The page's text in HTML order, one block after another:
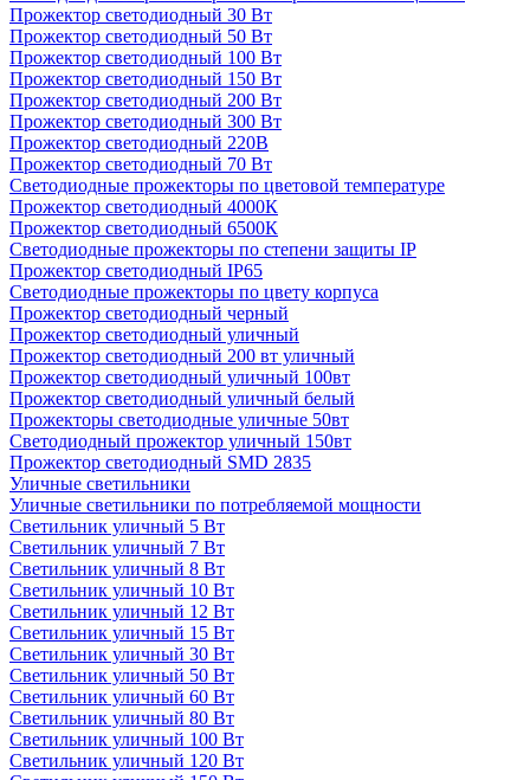
Прожектор светодиодный 30 Вт
Прожектор светодиодный 50 Вт
Прожектор светодиодный 100 Вт
Прожектор светодиодный 150 Вт
Прожектор светодиодный 200 Вт
Прожектор светодиодный 300 Вт
Прожектор светодиодный 220В
Прожектор светодиодный 70 Вт
Светодиодные прожекторы по цветовой температуре
Прожектор светодиодный 4000К
Прожектор светодиодный 6500К
Светодиодные прожекторы по степени защиты IP
Прожектор светодиодный IP65
Светодиодные прожекторы по цвету корпуса
Прожектор светодиодный черный
Прожектор светодиодный уличный
Прожектор светодиодный 200 вт уличный
Прожектор светодиодный уличный 100вт
Прожектор светодиодный уличный белый
Прожекторы светодиодные уличные 50вт
Светодиодный прожектор уличный 150вт
Прожектор светодиодный SMD 2835
Уличные светильники
Уличные светильники по потребляемой мощности
Светильник уличный 5 Вт
Светильник уличный 7 Вт
Светильник уличный 8 Вт
Светильник уличный 10 Вт
Светильник уличный 12 Вт
Светильник уличный 15 Вт
Светильник уличный 30 Вт
Светильник уличный 50 Вт
Светильник уличный 60 Вт
Светильник уличный 80 Вт
Светильник уличный 100 Вт
Светильник уличный 120 Вт